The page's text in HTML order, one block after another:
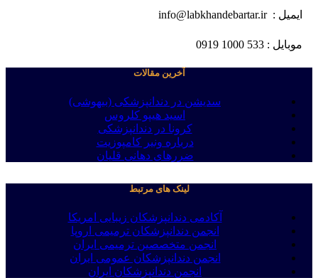
ایمیل : info@labkhandebartar.ir
موبایل : 533 1000 0919
آخرین مقالات
سدیشن در دندانپزشکی (بیهوشی)
اسید هیپو کلروس
کرونا در دندانپزشکی
درباره ونیر کامپوزیت
ضررهای دهانی قلیان
لینک های مرتبط
آکادمی دندانپزشکان زیبایی امریکا
انجمن دندانپزشکان ترمیمی اروپا
انجمن متخصصین ترمیمی ایران
انجمن دندانپزشکان عمومی ایران
انجمن دندانپزشکان ایران